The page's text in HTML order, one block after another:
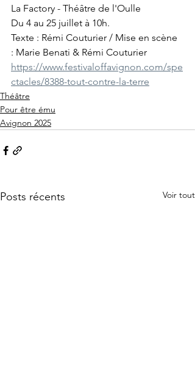
La Factory - Théâtre de l'Oulle
Du 4 au 25 juillet à 10h.
Texte : Rémi Couturier / Mise en scène
: Marie Benati & Rémi Couturier
https://www.festivaloffavignon.com/spe
ctacles/8388-tout-contre-la-terre
Théâtre
Pour être ému
Avignon 2025
Posts récents Voir tout